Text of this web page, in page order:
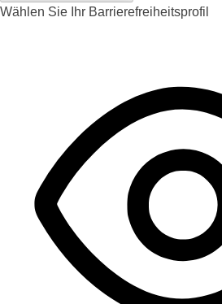
Wählen Sie Ihr Barrierefreiheitsprofil